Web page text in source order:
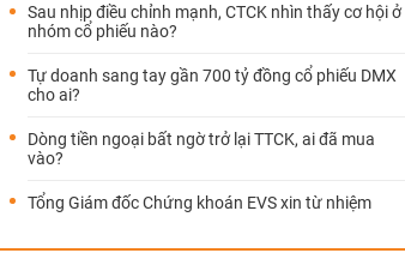
Sau nhịp điều chỉnh mạnh, CTCK nhìn thấy cơ hội ở
nhóm cổ phiếu nào?
Tự doanh sang tay gần 700 tỷ đồng cổ phiếu DMX
cho ai?
Dòng tiền ngoại bất ngờ trở lại TTCK, ai đã mua
vào?
Tổng Giám đốc Chứng khoán EVS xin từ nhiệm